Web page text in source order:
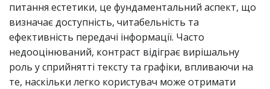
питання естетики, це фундаментальний аспект, що
визначає доступність, читабельність та
ефективність передачі інформації. Часто
недооцінюваний, контраст відіграє вирішальну
роль у сприйнятті тексту та графіки, впливаючи на
те, наскільки легко користувач може отримати